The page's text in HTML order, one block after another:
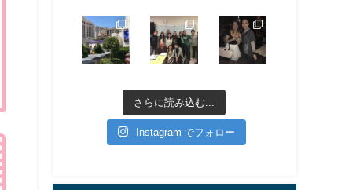
さらに読み込む...
Instagram でフォロー